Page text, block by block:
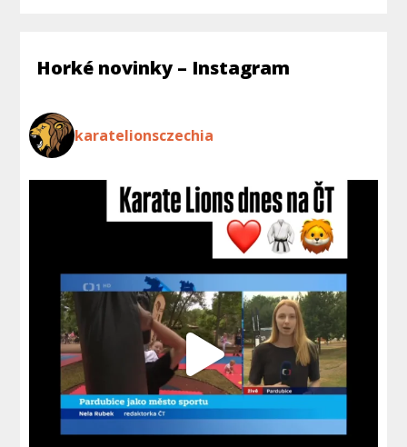
Horké novinky – Instagram
karatelionsczechia